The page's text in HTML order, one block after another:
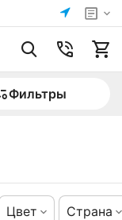
Фильтры
Цвет Страна